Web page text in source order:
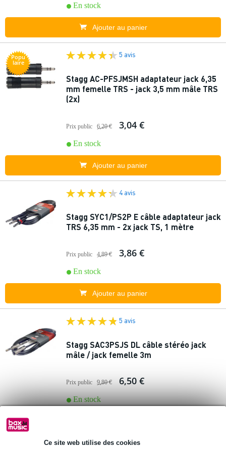
Ce site web utilise des cookies
En stock
Ajouter au panier
Popu
laire
5 avis
Stagg AC-PFSJMSH adaptateur jack 6,35
mm femelle TRS - jack 3,5 mm mâle TRS
(2x)
Prix public 6,20 € 3,04 €
En stock
Ajouter au panier
4 avis
Stagg SYC1/PS2P E câble adaptateur jack
TRS 6,35 mm - 2x jack TS, 1 mètre
Prix public 4,89 € 3,86 €
En stock
Ajouter au panier
5 avis
Stagg SAC3PSJS DL câble stéréo jack
mâle / jack femelle 3m
Prix public 9,80 € 6,50 €
En stock
3 avis